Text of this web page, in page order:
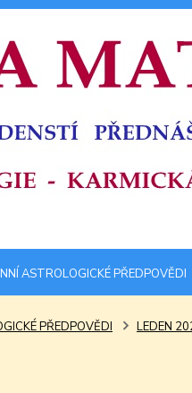
ASTROLOGICKÉ PŘEDPOVĚDI
PŘEDPOVĚDI LEDEN